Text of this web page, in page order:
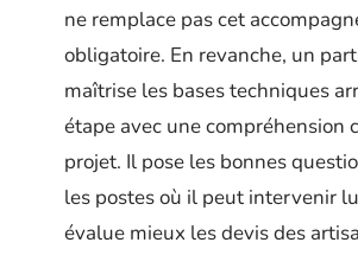
ne remplace pas cet
obligatoire. En revanche, un
maîtrise les bases techniques
étape avec une compréhension
projet. Il pose les bonnes
les postes où il peut intervenir
évalue mieux les devis des